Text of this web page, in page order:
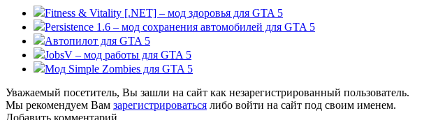
Fitness & Vitality [.NET] – мод здоровья для GTA 5
Persistence 1.6 – мод сохранения автомобилей для GTA 5
Автопилот для GTA 5
JobsV – мод работы для GTA 5
Мод Simple Zombies для GTA 5
Уважаемый посетитель, Вы зашли на сайт как незарегистрированный пользователь.
Мы рекомендуем Вам зарегистрироваться либо войти на сайт под своим именем.
Добавить комментарий